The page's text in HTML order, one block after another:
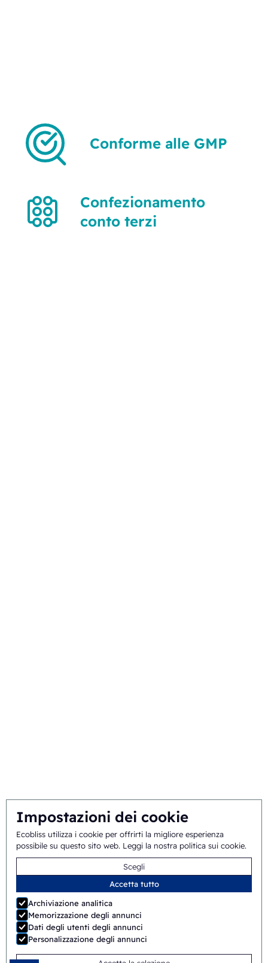
Impostazioni dei cookie
Ecobliss utilizza i cookie per offrirti la migliore esperienza
possibile su questo sito web. Leggi la nostra politica sui cookie.
Scegli
Accetta tutto
Archiviazione analitica
Memorizzazione degli annunci
Dati degli utenti degli annunci
Personalizzazione degli annunci
Conforme alle GMP
Confezionamento
conto terzi